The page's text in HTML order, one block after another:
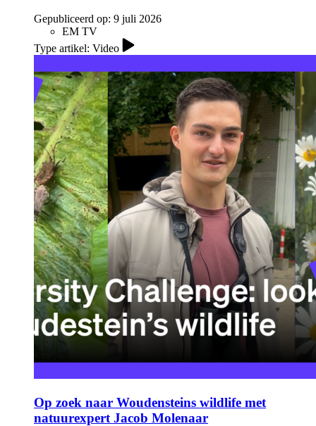
Gepubliceerd op: 9 juli 2026
EM TV
Type artikel: Video
Op zoek naar Woudensteins wildlife met
natuurexpert Jacob Molenaar